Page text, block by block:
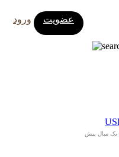
ورود عضویت
یک سال پیش